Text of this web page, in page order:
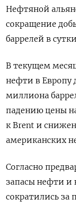
Нефтяной
сокращение
баррелей в
В текущем
нефти в Европу
миллиона
падению цены
к Brent и
американских
Согласно
запасы нефти и
сократились